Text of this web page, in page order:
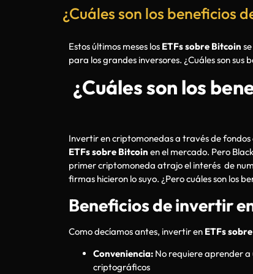
¿Cuáles son los beneficios
Estos últimos meses los ETFs sobre Bitcoin
para los grandes inversores. ¿Cuáles son sus
¿Cuáles son los
Invertir en criptomonedas a través de
ETFs sobre Bitcoin en el mercado. Pero
primer criptomoneda atrajo el interés de
firmas hicieron lo suyo. ¿Pero cuáles son los
Beneficios de invertir
Como decíamos antes, invertir en ETFs
Conveniencia: No requiere aprender
criptográficos